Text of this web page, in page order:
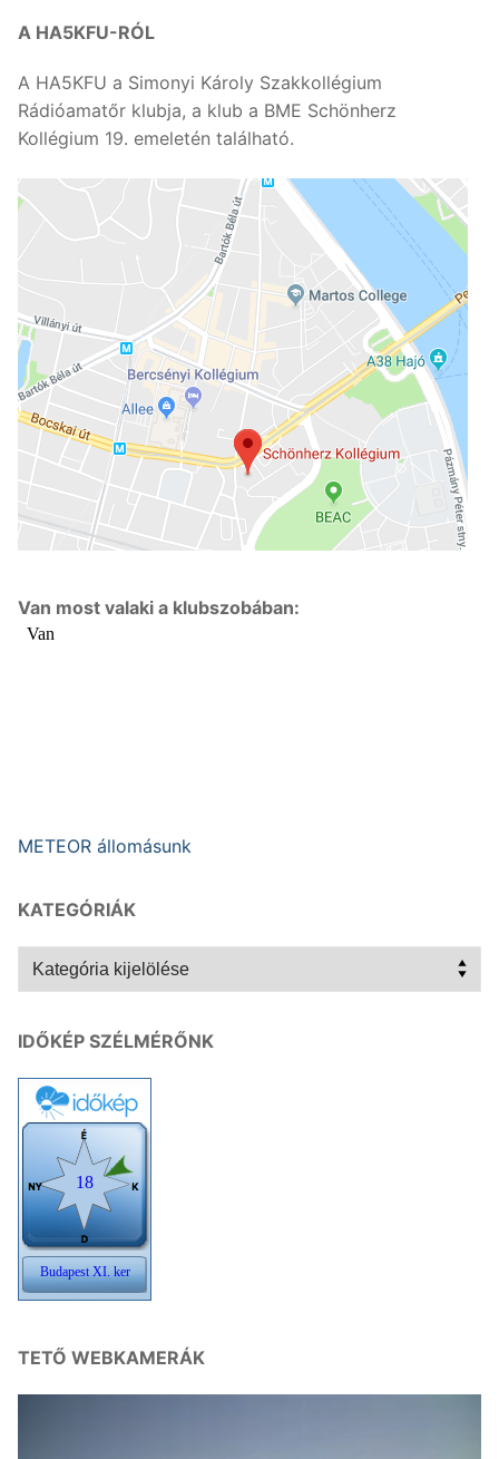
A HA5KFU-RÓL
A HA5KFU a Simonyi Károly Szakkollégium
Rádióamatőr klubja, a klub a BME Schönherz
Kollégium 19. emeletén található.
Van most valaki a klubszobában:
METEOR állomásunk
KATEGÓRIÁK
Kategóriák
IDŐKÉP SZÉLMÉRŐNK
TETŐ WEBKAMERÁK